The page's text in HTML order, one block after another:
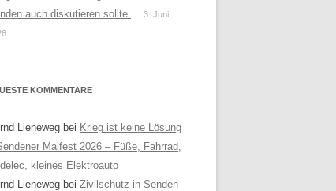
auch diskutieren sollte.
3. Juni
KOMMENTARE
Lieneweg bei Krieg ist keine Lösung
Maifest 2026 – Füße, Fahrrad,
kleines Elektroauto
Lieneweg bei Zivilschutz in Senden